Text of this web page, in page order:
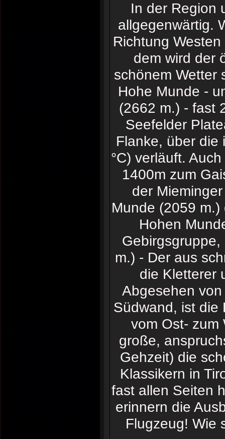
In der Region
allgegenwärtig.
Richtung
dem wird der
schönem Wetter
Hohe Munde -
(2662 m.) - fast
Seefelder
Flanke, über die
°C) verläuft.
1400m zum
der
Munde (2059
Hohen
m.) - Der aus
die Kletterer
Abgesehen
Südwand, ist die
vom Ost- zum
große,
Gehzeit) die
Klassikern in
fast allen Seiten
erinnern die
Flugzeug! Wie